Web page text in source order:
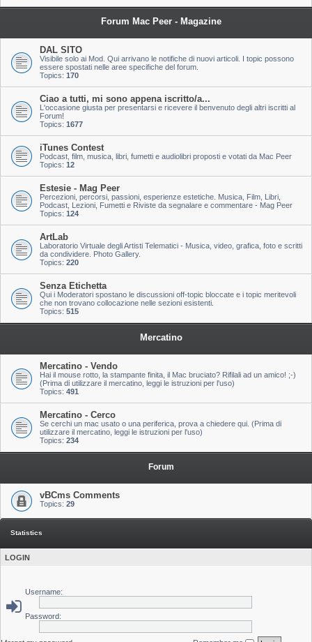
Forum Mac Peer - Magazine
DAL SITO
Visibile solo ai Mod. Qui arrivano le notifiche di nuovi articoli. I topic possono
essere spostati nelle aree specifiche del forum.
Topics: 170
Ciao a tutti, mi sono appena iscritto/a...
L'occasione giusta per presentarsi e ricevere il benvenuto degli altri iscritti al
Forum!
Topics: 1677
iTunes Contest
Podcast, film, musica, libri, fumetti e audiolibri proposti e votati da Mac Peer
Topics: 12
Estesie - Mag Peer
Percezioni, percorsi, passioni, esperienze estetiche. Musica, Film, Libri,
Podcast, Lezioni, Fumetti e Riviste da segnalare e commentare - Mag Peer
Topics: 124
ArtLab
Laboratorio Virtuale degli Artisti Telematici - Musica, video, grafica, foto e scritti
da condividere. Photo Gallery.
Topics: 220
Senza Etichetta
Qui i Moderatori spostano le discussioni off-topic bloccate e i topic meritevoli
che non trovano collocazione nelle sezioni esistenti.
Topics: 515
Mercatino
Mercatino - Vendo
Hai il mouse rotto, la stampante finita, il Mac bruciato? Rifilali ad un amico! ;-)
(Prima di utilizzare il mercatino, leggi le istruzioni per l'uso)
Topics: 491
Mercatino - Cerco
Se cerchi un mac usato o una periferica, prova a chiedere qui. (Prima di
utilizzare il mercatino, leggi le istruzioni per l'uso)
Topics: 234
Forum
vBCms Comments
Topics: 29
Statistics
LOGIN
Username:
Password: